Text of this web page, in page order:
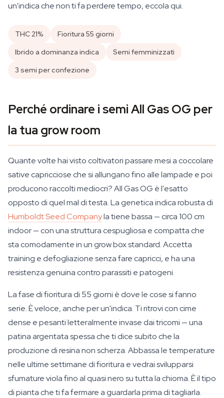
un'indica che non ti fa perdere tempo, eccola qui.
THC 21%
Fioritura 55 giorni
Ibrido a dominanza indica
Semi femminizzati
3 semi per confezione
Perché ordinare i semi All Gas OG per
la tua grow room
Quante volte hai visto coltivatori passare mesi a coccolare
sative capricciose che si allungano fino alle lampade e poi
producono raccolti mediocri? All Gas OG è l'esatto
opposto di quel mal di testa. La genetica indica robusta di
Humboldt Seed Companyla tiene bassa — circa 100 cm
indoor — con una struttura cespugliosa e compatta che
sta comodamente in un grow box standard. Accetta
training e defogliazione senza fare capricci, e ha una
resistenza genuina contro parassiti e patogeni.
La fase di fioritura di 55 giorni è dove le cose si fanno
serie. È veloce, anche per un'indica. Ti ritrovi con cime
dense e pesanti letteralmente invase dai tricomi — una
patina argentata spessa che ti dice subito che la
produzione di resina non scherza. Abbassa le temperature
nelle ultime settimane di fioritura e vedrai svilupparsi
sfumature viola fino al quasi nero su tutta la chioma. È il tipo
di pianta che ti fa fermare a guardarla prima di tagliarla.